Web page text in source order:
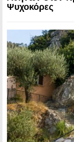
Ψυχοκόρες